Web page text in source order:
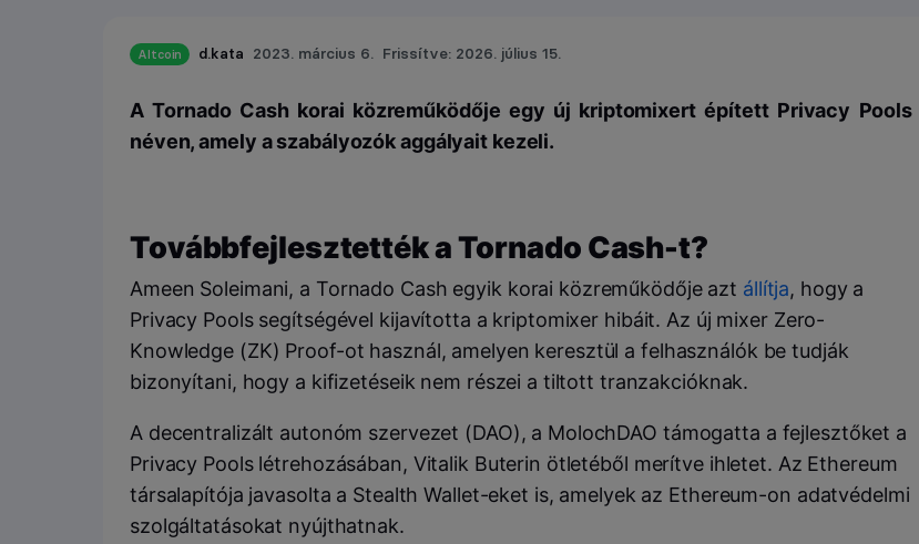
Altcoin d.kata 2023. március 6. Frissítve: 2026. július 15.
A Tornado Cash korai közreműködője egy új kriptomixert épített Privacy Pools
néven, amely a szabályozók aggályait kezeli.
Továbbfejlesztették a Tornado Cash-t?
Ameen Soleimani, a Tornado Cash egyik korai közreműködője azt állítja, hogy a
Privacy Pools segítségével kijavította a kriptomixer hibáit. Az új mixer Zero-
Knowledge (ZK) Proof-ot használ, amelyen keresztül a felhasználók be tudják
bizonyítani, hogy a kifizetéseik nem részei a tiltott tranzakcióknak.
A decentralizált autonóm szervezet (DAO), a MolochDAO támogatta a fejlesztőket a
Privacy Pools létrehozásában, Vitalik Buterin ötletéből merítve ihletet. Az Ethereum
társalapítója javasolta a Stealth Wallet-eket is, amelyek az Ethereum-on adatvédelmi
szolgáltatásokat nyújthatnak.